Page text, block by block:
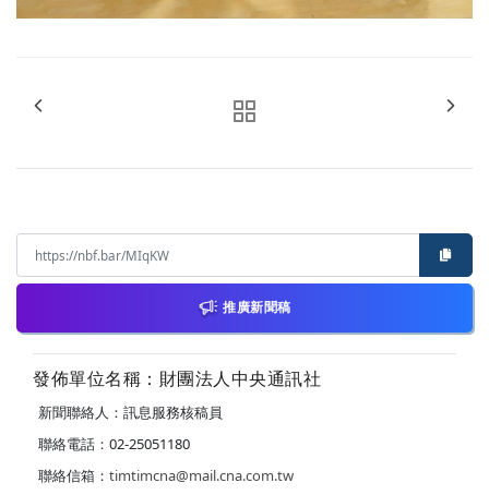
推廣新聞稿
發佈單位名稱：財團法人中央通訊社
新聞聯絡人：訊息服務核稿員
聯絡電話：02-25051180
聯絡信箱： timtimcna@mail.cna.com.tw